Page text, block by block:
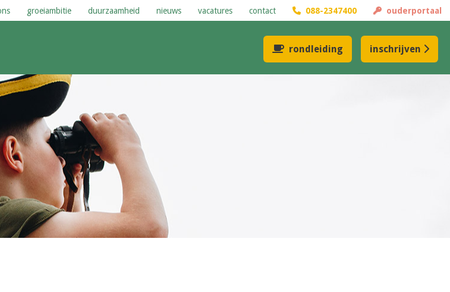
inschrijven
rondleiding
groeiambitie duurzaamheid nieuws vacatures contact 088-2347400 ouderportaal